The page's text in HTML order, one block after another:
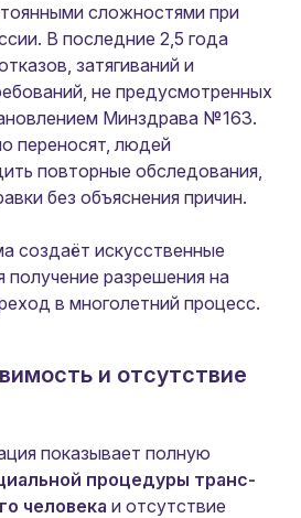
сложностями при
В последние 2,5 года
затягиваний и
не предусмотренных
Минздрава №163.
переносят, людей
повторные обследования,
без объяснения причин.
создаёт искусственные
получение разрешения на
в многолетний процесс.
и отсутствие
показывает полную
процедуры транс-
человека и отсутствие